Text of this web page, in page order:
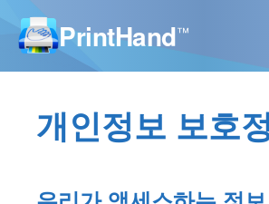
PrintHand™
개인정보 보호